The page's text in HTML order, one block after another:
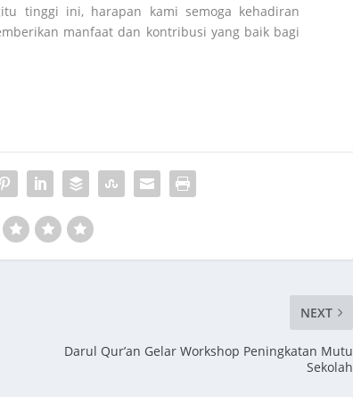
tinggi ini, harapan kami semoga kehadiran
manfaat dan kontribusi yang baik bagi
NEXT
Darul Qur’an Gelar Workshop Peningkatan Mutu
Sekolah